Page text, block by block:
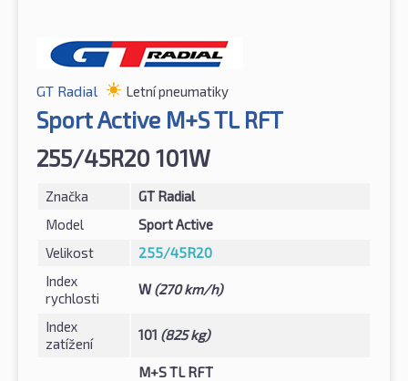
GT Radial Letní pneumatiky
Sport Active M+S TL RFT
255/45R20 101W
Značka
GT Radial
Model
Sport Active
Velikost
255/45R20
Index
rychlosti
W(270 km/h)
Index
zatížení
101 (825 kg)
M+S TL RFT